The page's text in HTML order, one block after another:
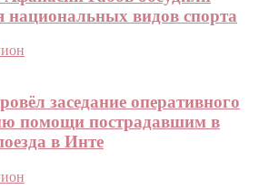
национальных видов спорта
заседание оперативного
помощи пострадавшим в
в Инте